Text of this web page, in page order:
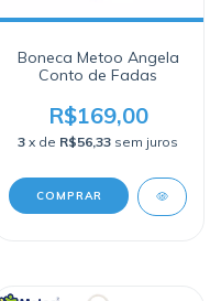
Boneca Metoo Angela
Conto de Fadas
R$169,00
3 x de R$56,33 sem juros
COMPRAR